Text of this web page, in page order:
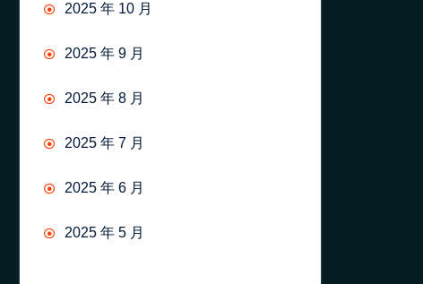
2025 年 10 月
2025 年 9 月
2025 年 8 月
2025 年 7 月
2025 年 6 月
2025 年 5 月